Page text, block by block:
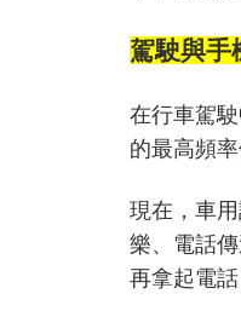
駕駛與手
在行車駕
的最高頻率
現在，車
樂、電話
再拿起電